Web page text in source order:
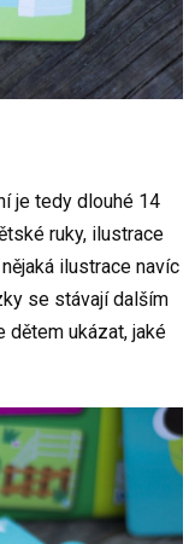
je tedy dlouhé 14
ruky, ilustrace
ilustrace navíc
se stávají dalším
dětem ukázat, jaké